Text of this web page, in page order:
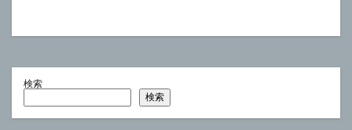
検索
検索